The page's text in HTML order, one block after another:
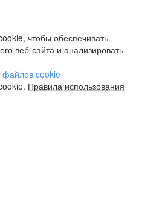
чтобы обеспечивать
веб-сайта и анализировать
файлов cookie
Правила использования